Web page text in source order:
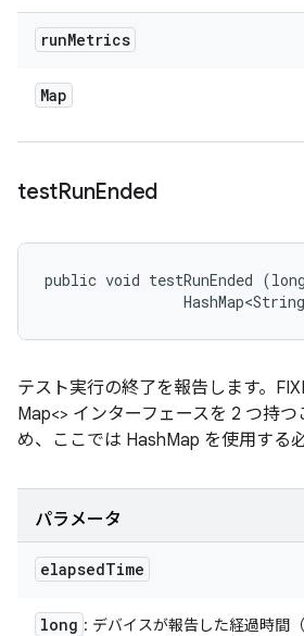
runMetrics
Map
testRunEnded
public void testRunEnded
テスト実行の終了を報告します。
Map<> インターフェースを 2 つ持
め、ここでは HashMap を使用する
パラメータ
elapsedTime
long : デバイスが報告した経過時間（